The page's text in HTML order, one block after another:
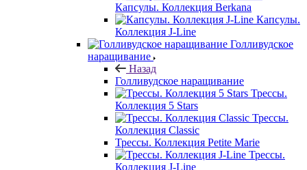
Капсулы. Коллекция Berkana
Капсулы.
Коллекция J-Line
Голливудское
наращивание
Назад
Голливудское наращивание
Трессы.
Коллекция 5 Stars
Трессы.
Коллекция Classic
Трессы. Коллекция Petite Marie
Трессы.
Коллекция J-Line